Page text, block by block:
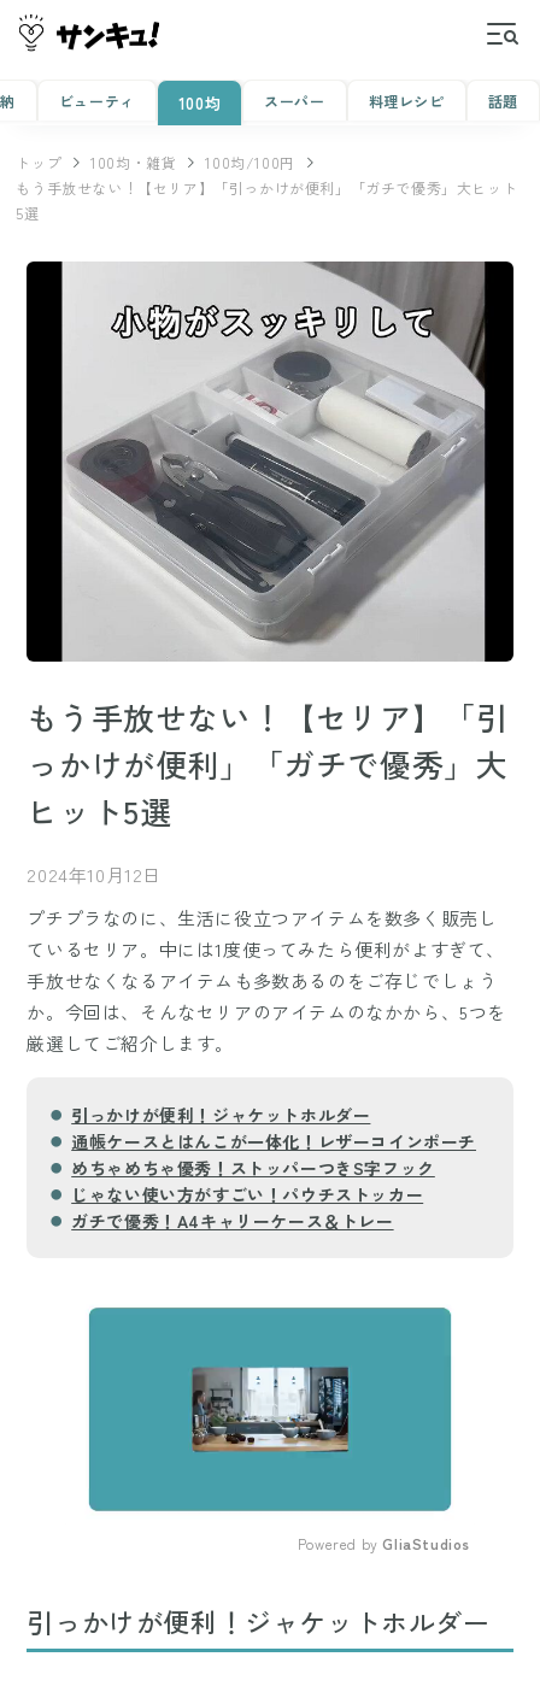
ビューティ 100均 スーパー 料理レシピ 話題
トップ 100均・雑貨
100均/100円
もう手放せない！【セリア】「引っかけが便利」「ガチで優秀」大ヒット
5選
もう手放せない！【セリア】「引
っかけが便利」「ガチで優秀」大
ヒット5選
2024年10月12日
プチプラなのに、生活に役立つアイテムを数多く販売し
ているセリア。中には1度使ってみたら便利がよすぎて、
手放せなくなるアイテムも多数あるのをご存じでしょう
か。今回は、そんなセリアのアイテムのなかから、5つを
厳選してご紹介します。
引っかけが便利！ジャケットホルダー
通帳ケースとはんこが一体化！レザーコインポーチ
めちゃめちゃ優秀！ストッパーつきS字フック
じゃない使い方がすごい！パウチストッカー
ガチで優秀！A4キャリーケース＆トレー
Powered by GliaStudios
引っかけが便利！ジャケットホルダー